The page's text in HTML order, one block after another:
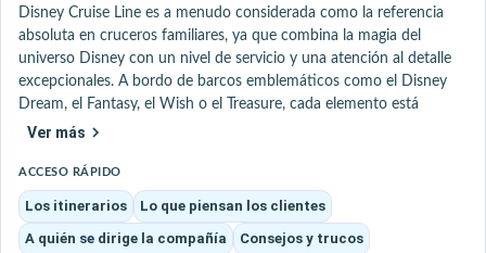
Disney Cruise Line es a menudo considerada como la referencia
absoluta en cruceros familiares, ya que combina la magia del
universo Disney con un nivel de servicio y una atención al detalle
excepcionales. A bordo de barcos emblemáticos como el Disney
Dream, el Fantasy, el Wish o el Treasure, cada elemento está
pensado para crear una inmersión total en la magia, desde el
personajes.
La experiencia a bordo se distingue por instalaciones
espectaculares como el AquaDuck o el AquaMouse, pero sobre
todo por los galardonados clubes infantiles, inspirados en Marvel,
Ver más
ACCESO RÁPIDO
Los itinerarios
Lo que piensan los clientes
A quién se dirige la compañía
Consejos y trucos
Fecha de salida
Puertos Compañías
Buscar